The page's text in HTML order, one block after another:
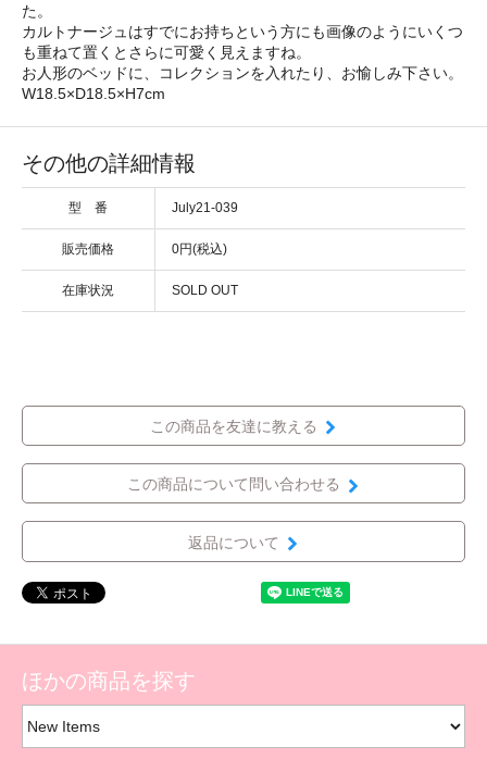
た。
カルトナージュはすでにお持ちという方にも画像のようにいくつ
も重ねて置くとさらに可愛く見えますね。
お人形のベッドに、コレクションを入れたり、お愉しみ下さい。
W18.5×D18.5×H7cm
その他の詳細情報
型 番 July21-039
販売価格 0円(税込)
在庫状況 SOLD OUT
この商品を友達に教える
この商品について問い合わせる
返品について
ほかの商品を探す